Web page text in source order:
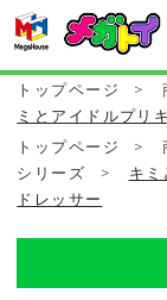
トップページ >
ミとアイドルプリ
トップページ
>
シリーズ
>
キ
ドレッサー